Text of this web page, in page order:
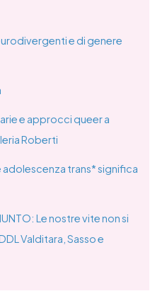
e di genere
e approcci queer a
Roberti
trans* significa
Le nostre vite non si
Valditara, Sasso e